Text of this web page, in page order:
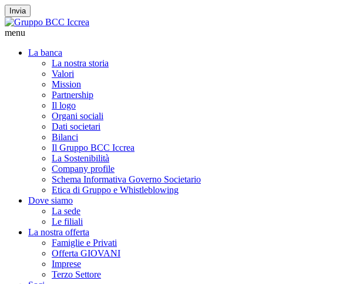
Invia
menu
La banca
La nostra storia
Valori
Mission
Partnership
Il logo
Organi sociali
Dati societari
Bilanci
Il Gruppo BCC Iccrea
La Sostenibilità
Company profile
Schema Informativa Governo Societario
Etica di Gruppo e Whistleblowing
Dove siamo
La sede
Le filiali
La nostra offerta
Famiglie e Privati
Offerta GIOVANI
Imprese
Terzo Settore